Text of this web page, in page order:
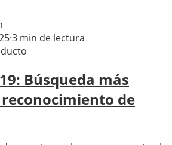
·3 min de lectura
Búsqueda más
de